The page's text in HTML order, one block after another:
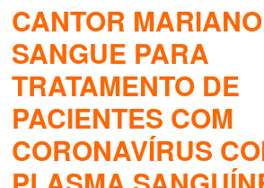
CANTOR
SANGUE PARA
TRATAMENTO DE
PACIENTES COM
CORONAVÍRUS